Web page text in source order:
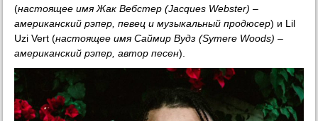
(настоящее имя Жак Вебстер (Jacques Webster) –
американский рэпер, певец и музыкальный продюсер) и Lil
Uzi Vert (настоящее имя Саймир Вудз (Symere Woods) –
американский рэпер, автор песен).